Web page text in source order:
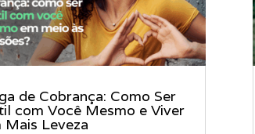
de Cobrança: Como Ser
com Você Mesmo e Viver
Mais Leveza